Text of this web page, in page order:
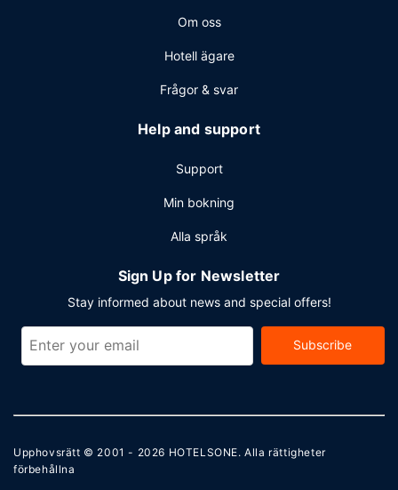
Om oss
Hotell ägare
Frågor & svar
Help and support
Support
Min bokning
Alla språk
Sign Up for Newsletter
Stay informed about news and special offers!
Subscribe
Upphovsrätt © 2001 - 2026 HOTELSONE. Alla rättigheter
förbehållna